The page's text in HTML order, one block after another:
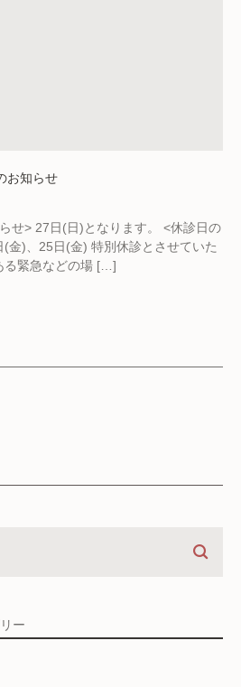
お知らせ
せ> 27日(日)となります。 <休診日の
金)、25日(金) 特別休診とさせていた
緊急などの場 […]
ー